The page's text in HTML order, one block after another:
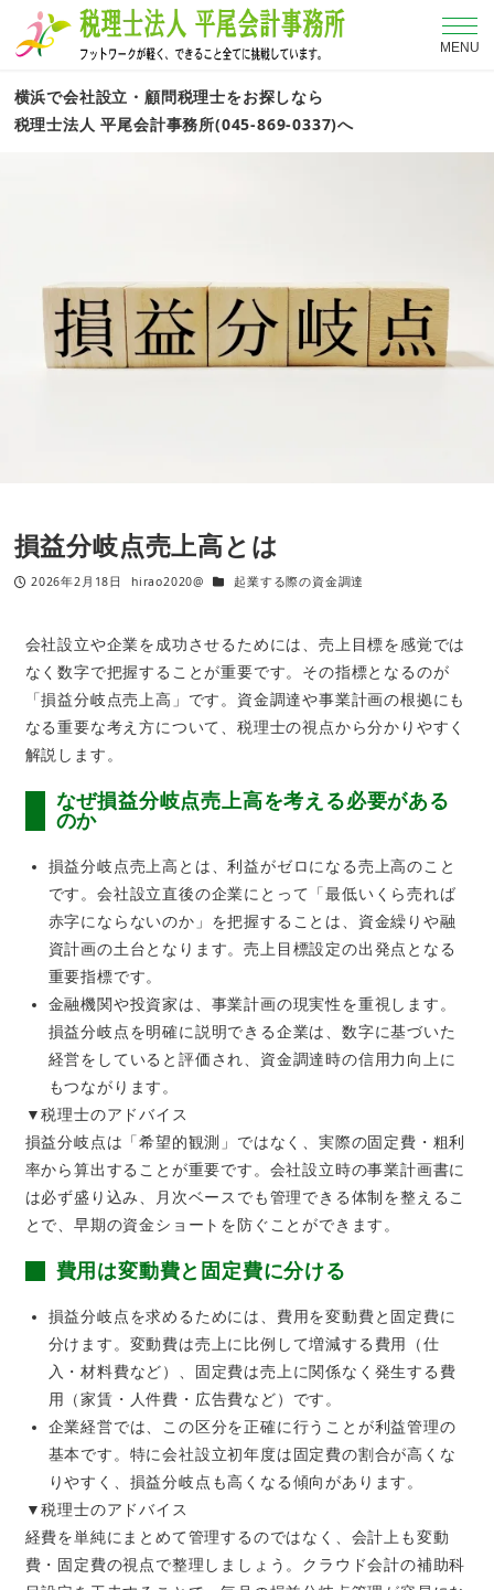
MENU
横浜で会社設立・顧問税理士をお探しなら
税理士法人 平尾会計事務所(045-869-0337)へ
損益分岐点売上高とは
2026年2月18日 hirao2020@ 起業する際の資金調達
会社設立や企業を成功させるためには、売上目標を感覚では
なく数字で把握することが重要です。その指標となるのが
「損益分岐点売上高」です。資金調達や事業計画の根拠にも
なる重要な考え方について、税理士の視点から分かりやすく
解説します。
なぜ損益分岐点売上高を考える必要がある
のか
損益分岐点売上高とは、利益がゼロになる売上高のこと
です。会社設立直後の企業にとって「最低いくら売れば
赤字にならないのか」を把握することは、資金繰りや融
資計画の土台となります。売上目標設定の出発点となる
重要指標です。
金融機関や投資家は、事業計画の現実性を重視します。
損益分岐点を明確に説明できる企業は、数字に基づいた
経営をしていると評価され、資金調達時の信用力向上に
もつながります。
▼税理士のアドバイス
損益分岐点は「希望的観測」ではなく、実際の固定費・粗利
率から算出することが重要です。会社設立時の事業計画書に
は必ず盛り込み、月次ベースでも管理できる体制を整えるこ
とで、早期の資金ショートを防ぐことができます。
費用は変動費と固定費に分ける
損益分岐点を求めるためには、費用を変動費と固定費に
分けます。変動費は売上に比例して増減する費用（仕
入・材料費など）、固定費は売上に関係なく発生する費
用（家賃・人件費・広告費など）です。
企業経営では、この区分を正確に行うことが利益管理の
基本です。特に会社設立初年度は固定費の割合が高くな
りやすく、損益分岐点も高くなる傾向があります。
▼税理士のアドバイス
経費を単純にまとめて管理するのではなく、会計上も変動
費・固定費の視点で整理しましょう。クラウド会計の補助科